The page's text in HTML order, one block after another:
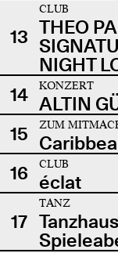
13
CLUB
THEO
NIGHT
14
KONZERT
ALTIN
15
ZUM
16
CLUB
éclat
17
TANZ